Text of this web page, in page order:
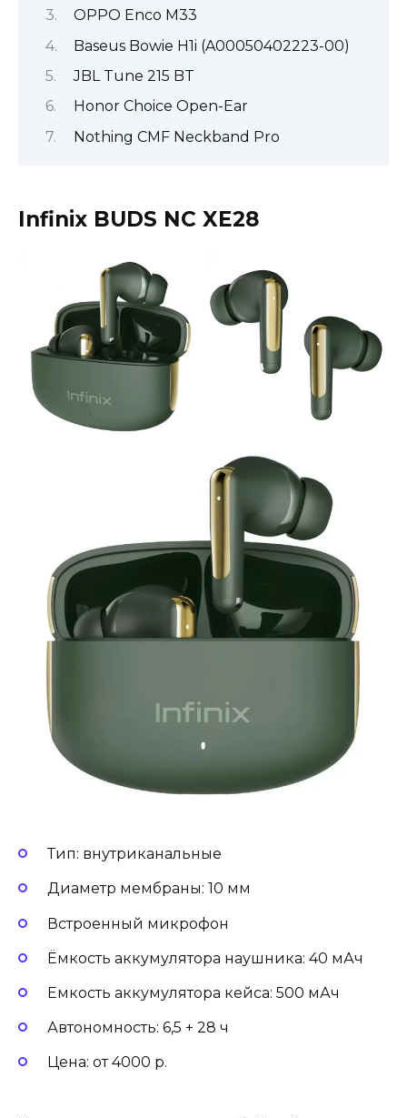
OPPO Enco M33
Baseus Bowie H1i (A00050402223-00)
JBL Tune 215 BT
Honor Choice Open-Ear
Nothing CMF Neckband Pro
Infinix BUDS NC XE28
Тип: внутриканальные
Диаметр мембраны: 10 мм
Встроенный микрофон
Ёмкость аккумулятора наушника: 40 мАч
Емкость аккумулятора кейса: 500 мАч
Автономность: 6,5 + 28 ч
Цена: от 4000 р.